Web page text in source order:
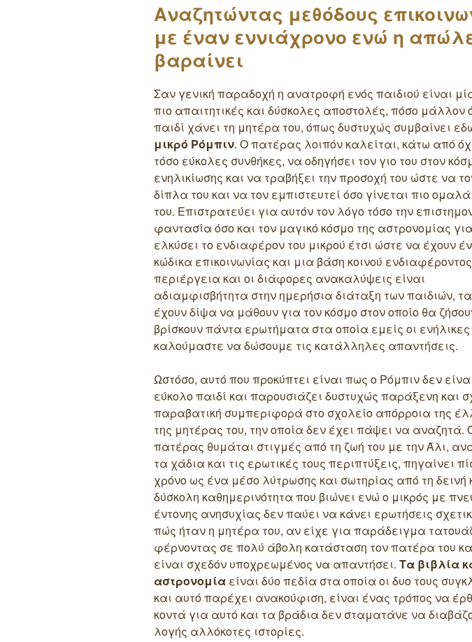
Αναζητώντας μεθόδους
με έναν εννιάχρονο ενώ η
βαραίνει
Σαν γενική παραδοχή η ανατροφή ενός παιδιού είναι
πιο απαιτητικές και δύσκολες αποστολές, πόσο μάλλον
παιδί χάνει τη μητέρα του, όπως δυστυχώς συμβαίνει
μικρό Ρόμπιν. Ο πατέρας λοιπόν καλείται, κάτω από
τόσο εύκολες συνθήκες, να οδηγήσει τον γιο του στον
ενηλικίωσης και να τραβήξει την προσοχή του ώστε να
δίπλα του και να τον εμπιστευτεί όσο γίνεται πιο
του. Επιστρατεύει για αυτόν τον λόγο τόσο την
φαντασία όσο και τον μαγικό κόσμο της αστρονομίας
ελκύσει το ενδιαφέρον του μικρού έτσι ώστε να έχουν
κώδικα επικοινωνίας και μια βάση κοινού
περιέργεια και οι διάφορες ανακαλύψεις είναι
αδιαμφισβήτητα στην ημερήσια διάταξη των παιδιών,
έχουν δίψα να μάθουν για τον κόσμο στον οποίο θα
βρίσκουν πάντα ερωτήματα στα οποία εμείς οι ενήλικες
καλούμαστε να δώσουμε τις κατάλληλες απαντήσεις.
Ωστόσο, αυτό που προκύπτει είναι πως ο Ρόμπιν δεν
εύκολο παιδί και παρουσιάζει δυστυχώς παράξενη και
παραβατική συμπεριφορά στο σχολείο απόρροια της
της μητέρας του, την οποία δεν έχει πάψει να αναζητά.
πατέρας θυμάται στιγμές από τη ζωή του με την Άλι,
τα χάδια και τις ερωτικές τους περιπτύξεις, πηγαίνει
χρόνο ως ένα μέσο λύτρωσης και σωτηρίας από τη δεινή
δύσκολη καθημερινότητα που βιώνει ενώ ο μικρός με
έντονης ανησυχίας δεν παύει να κάνει ερωτήσεις
πώς ήταν η μητέρα του, αν είχε για παράδειγμα
φέρνοντας σε πολύ άβολη κατάσταση τον πατέρα του
είναι σχεδόν υποχρεωμένος να απαντήσει. Τα βιβλία
αστρονομία είναι δύο πεδία στα οποία οι δυο τους
και αυτό παρέχει ανακούφιση, είναι ένας τρόπος να
κοντά για αυτό και τα βράδια δεν σταματάνε να
λογής αλλόκοτες ιστορίες.